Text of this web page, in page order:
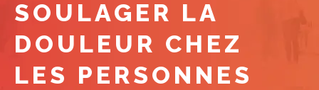
SOULAGER LA
DOULEUR CHEZ
LES PERSONNES